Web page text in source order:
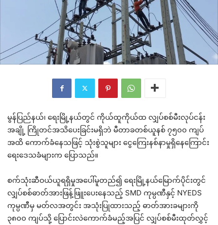
မွန်ပြည်နယ်၊ ရေးမြို့နယ်တွင် ကိုယ်ထူကိုယ်ထ လျှပ်စစ်မီးလုပ်ငန်း
အချို့ ကြိုတင်အသိပေးခြင်းမရှိဘဲ မီတာခတစ်ယူနစ် ၇၅၀၀ ကျပ်
အထိ ကောက်ခံနေသဖြင့် သုံးစွဲသူများ ငွေကြေးနစ်နာမှုရှိနေကြောင်း
ရေးဒေသခံများက ပြောသည်။
စက်သုံးဆီဝယ်ယူရရှိမှုအပေါ်မူတည်၍ ရေးမြို့နယ်မြောက်ပိုင်းတွင်
လျှပ်စစ်ဓာတ်အားဖြန့်ဖြူးပေးနေသည့် SMD ကုမ္ပဏီနှင့် NYEDS
ကုမ္ပဏီမှ မတ်လအတွင်း အသုံးပြုထားသည့် ဓာတ်အားခများကို
၃၈၀၀ ကျပ်သို့ ပြောင်းလဲကောက်ခံမည့်အပြင် လျှပ်စစ်မီးထုတ်လွှင့်